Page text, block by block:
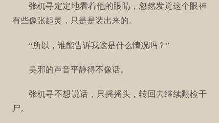
张杌寻定定地看着他的眼睛，忽然发觉这个眼神
有些像张起灵，只是是装出来的。
“所以，谁能告诉我这是什么情况吗？”
吴邪的声音平静得不像话。
张杌寻不想说话，只摇摇头，转回去继续翻检干
尸。